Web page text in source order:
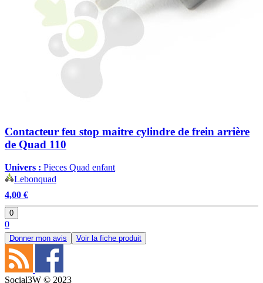
Contacteur feu stop maitre cylindre de frein arrière
de Quad 110
Univers : Pieces Quad enfant
Lebonquad
4,00 €
0
0
Donner mon avis Voir la fiche produit
Social3W © 2023